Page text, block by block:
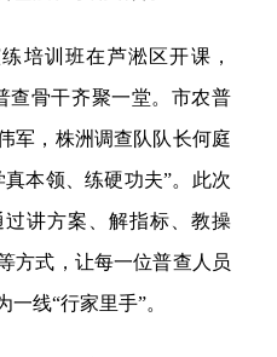
培训班在芦淞区开课，
查骨干齐聚一堂。市农普
军，株洲调查队队长何庭
本领、练硬功夫”。此次
讲方案、解指标、教操
方式，让每一位普查人员
线“行家里手”。